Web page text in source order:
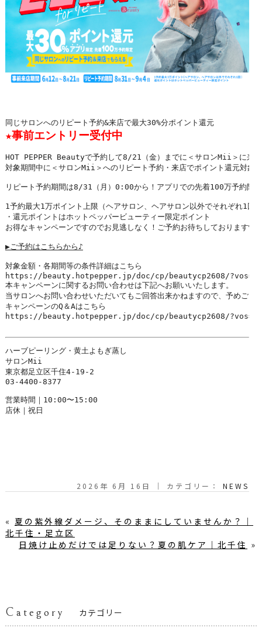
同じサロンへのリピート予約&来店で最大30%分ポイント還元
★事前エントリー受付中
HOT PEPPER Beautyで予約して8/21（金）までに＜サロンMii＞に来
対象期間中に＜サロンMii＞へのリピート予約・来店でポイント還元対象
リピート予約期間は8/31（月）0:00から！アプリでの先着100万予約限
1予約最大1万ポイント上限（ヘアサロン、ヘアサロン以外でそれぞれ1回
・還元ポイントはホットペッパービューティー限定ポイント
お得なキャンペーンですのでお見逃しなく！ご予約お待ちしております♥
▶︎ご予約はこちらから♪
対象金額・各期間等の条件詳細はこちら
https://beauty.hotpepper.jp/doc/cp/beautycp2608/
本キャンペーンに関するお問い合わせは下記へお願いいたします。
当サロンへお問い合わせいただいてもご回答出来かねますので、予めご了
キャンペーンのQ＆Aはこちら
https://beauty.hotpepper.jp/doc/cp/beautycp2608/
ハーブピーリング・黄土よもぎ蒸し
サロンMii
東京都足立区千住4-19-2
03-4400-8377
営業時間｜10:00〜15:00
店休｜祝日
2026年 6月 16日 ｜ カテゴリー：NEWS
« 夏の紫外線ダメージ、そのままにしていませんか？｜
北千住・足立区
日焼け止めだけでは足りない？夏の肌ケア｜北千住 »
Category カテゴリー